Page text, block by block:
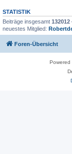
STATISTIK
Beiträge insgesamt 132012
neuestes Mitglied:
Foren-Übersicht
Powered